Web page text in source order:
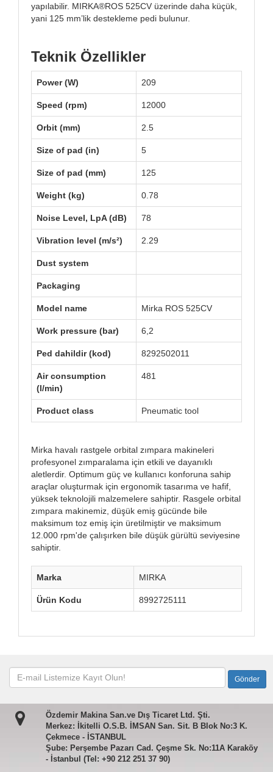
yapılabilir. MIRKA®ROS 525CV üzerinde daha küçük,
yani 125 mm’lik destekleme pedi bulunur.
Teknik Özellikler
Power (W) 209
Speed (rpm) 12000
Orbit (mm) 2.5
Size of pad (in) 5
Size of pad (mm) 125
Weight (kg) 0.78
Noise Level, LpA (dB) 78
Vibration level (m/s²) 2.29
Dust system
Packaging
Model name Mirka ROS 525CV
Work pressure (bar) 6,2
Ped dahildir (kod) 8292502011
Air consumption
(l/min)
481
Product class Pneumatic tool
Mirka havalı rastgele orbital zımpara makineleri
profesyonel zımparalama için etkili ve dayanıklı
aletlerdir. Optimum güç ve kullanıcı konforuna sahip
araçlar oluşturmak için ergonomik tasarıma ve hafif,
yüksek teknolojili malzemelere sahiptir. Rasgele orbital
zımpara makinemiz, düşük emiş gücünde bile
maksimum toz emiş için üretilmiştir ve maksimum
12.000 rpm'de çalışırken bile düşük gürültü seviyesine
sahiptir.
Marka MIRKA
Ürün Kodu 8992725111
Özdemir Makina San.ve Dış Ticaret Ltd. Şti.
Merkez: İkitelli O.S.B. İMSAN San. Sit. B Blok No:3 K.
Çekmece - İSTANBUL
Şube: Perşembe Pazarı Cad. Çeşme Sk. No:11A Karaköy
- İstanbul (Tel: +90 212 251 37 90)